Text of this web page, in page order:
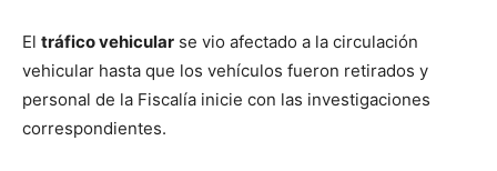
El tráfico vehicular se vio afectado a la circulación
vehicular hasta que los vehículos fueron retirados y
personal de la Fiscalía inicie con las investigaciones
correspondientes.